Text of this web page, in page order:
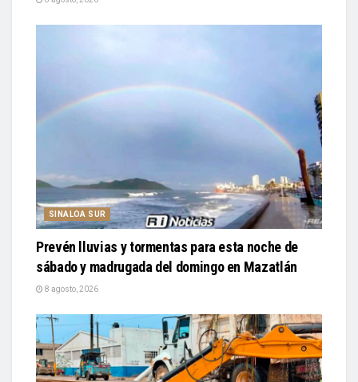
SINALOA SUR
Prevén lluvias y tormentas para esta noche de
sábado y madrugada del domingo en Mazatlán
8 agosto, 2026